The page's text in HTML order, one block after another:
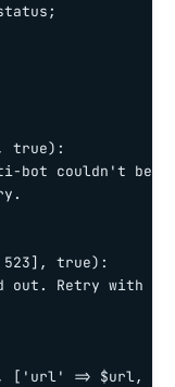
true):
bot couldn't be
523], true):
out. Retry with
['url' => $url,